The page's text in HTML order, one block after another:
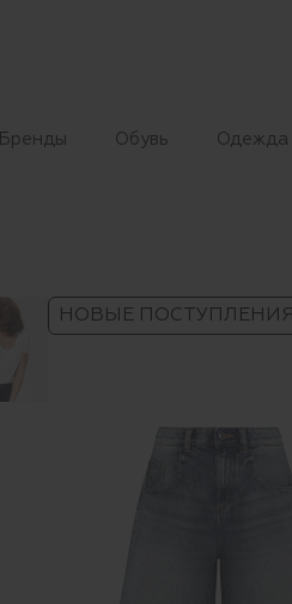
Бренды Обувь Одежда
НОВЫЕ ПОСТУПЛЕНИЯ